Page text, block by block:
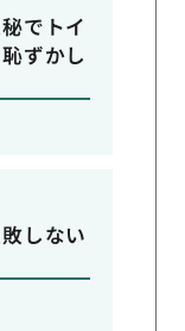
でトイ
ずかし
しない